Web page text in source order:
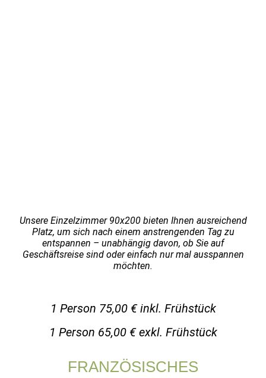
Unsere Einzelzimmer 90x200 bieten Ihnen ausreichend
Platz, um sich nach einem anstrengenden Tag zu
entspannen – unabhängig davon, ob Sie auf
Geschäftsreise sind oder einfach nur mal ausspannen
möchten.
1 Person 75,00 € inkl. Frühstück
1 Person 65,00 € exkl. Frühstück
FRANZÖSISCHES